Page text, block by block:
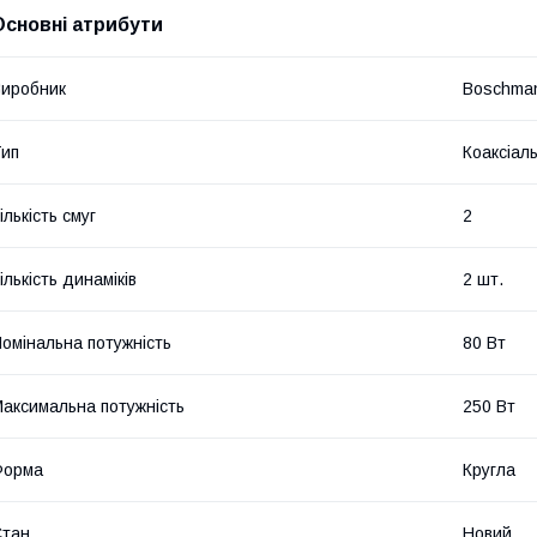
атрибути
смуг 2
динаміків 2 шт.
потужність 80 Вт
потужність 250 Вт
Кругла
Новий